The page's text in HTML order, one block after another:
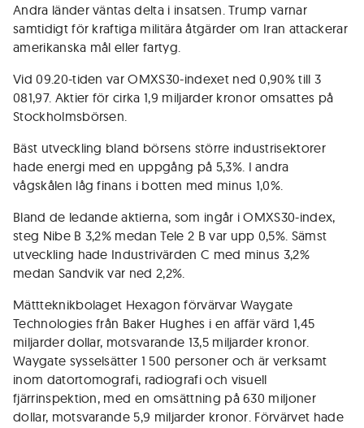
Andra länder väntas delta i insatsen. Trump varnar
samtidigt för kraftiga militära åtgärder om Iran attackerar
amerikanska mål eller fartyg.
Vid 09.20-tiden var OMXS30-indexet ned 0,90% till 3
081,97. Aktier för cirka 1,9 miljarder kronor omsattes på
Stockholmsbörsen.
Bäst utveckling bland börsens större industrisektorer
hade energi med en uppgång på 5,3%. I andra
vågskålen låg finans i botten med minus 1,0%.
Bland de ledande aktierna, som ingår i OMXS30-index,
steg Nibe B 3,2% medan Tele 2 B var upp 0,5%. Sämst
utveckling hade Industrivärden C med minus 3,2%
medan Sandvik var ned 2,2%.
Mättteknikbolaget Hexagon förvärvar Waygate
Technologies från Baker Hughes i en affär värd 1,45
miljarder dollar, motsvarande 13,5 miljarder kronor.
Waygate sysselsätter 1 500 personer och är verksamt
inom datortomografi, radiografi och visuell
fjärrinspektion, med en omsättning på 630 miljoner
dollar, motsvarande 5,9 miljarder kronor. Förvärvet hade